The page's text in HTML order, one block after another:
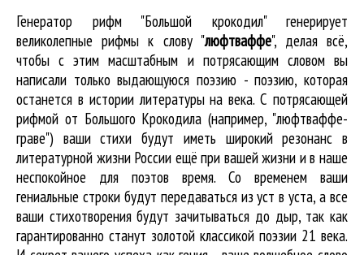
Генератор рифм "Большой крокодил" генерирует
великолепныерифмы к слову "люфтваффе", делая всё,
чтобы с этим масштабным и потрясающим словом вы
написали только выдающуюся поэзию - поэзию, которая
останется в истории литературы на века. С потрясающей
рифмой от Большого Крокодила (например, "люфтваффе-
граве") ваши стихи будут иметь широкий резонанс в
литературной жизни России ещё при вашей жизни и в наше
неспокойное для поэтов время. Со временем ваши
гениальные строки будут передаваться из уст в уста, а все
ваши стихотворения будут зачитываться до дыр, так как
гарантированно станут золотой классикой поэзии 21 века.